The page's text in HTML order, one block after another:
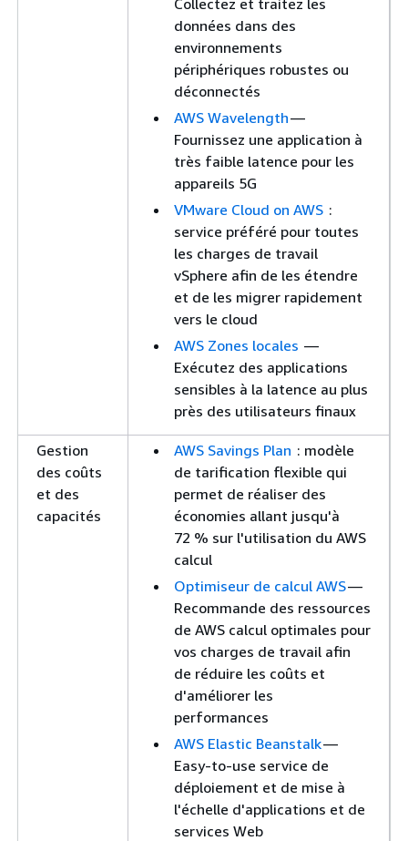
données dans des
environnements
périphériques robustes ou
déconnectés
AWS Wavelength—
Fournissez une application à
très faible latence pour les
appareils 5G
VMware Cloud on AWS :
service préféré pour toutes
les charges de travail
vSphere afin de les étendre
et de les migrer rapidement
vers le cloud
AWS Zones locales —
Exécutez des applications
sensibles à la latence au plus
près des utilisateurs finaux
Gestion
des coûts
et des
capacités
AWS Savings Plan : modèle
de tarification flexible qui
permet de réaliser des
économies allant jusqu'à
72 % sur l'utilisation du AWS
calcul
Optimiseur de calcul AWS—
Recommande des ressources
de AWS calcul optimales pour
vos charges de travail afin
de réduire les coûts et
d'améliorer les
performances
AWS Elastic Beanstalk—
Easy-to-use service de
déploiement et de mise à
l'échelle d'applications et de
services Web